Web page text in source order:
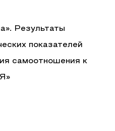
Результаты
показателей
самоотношения к